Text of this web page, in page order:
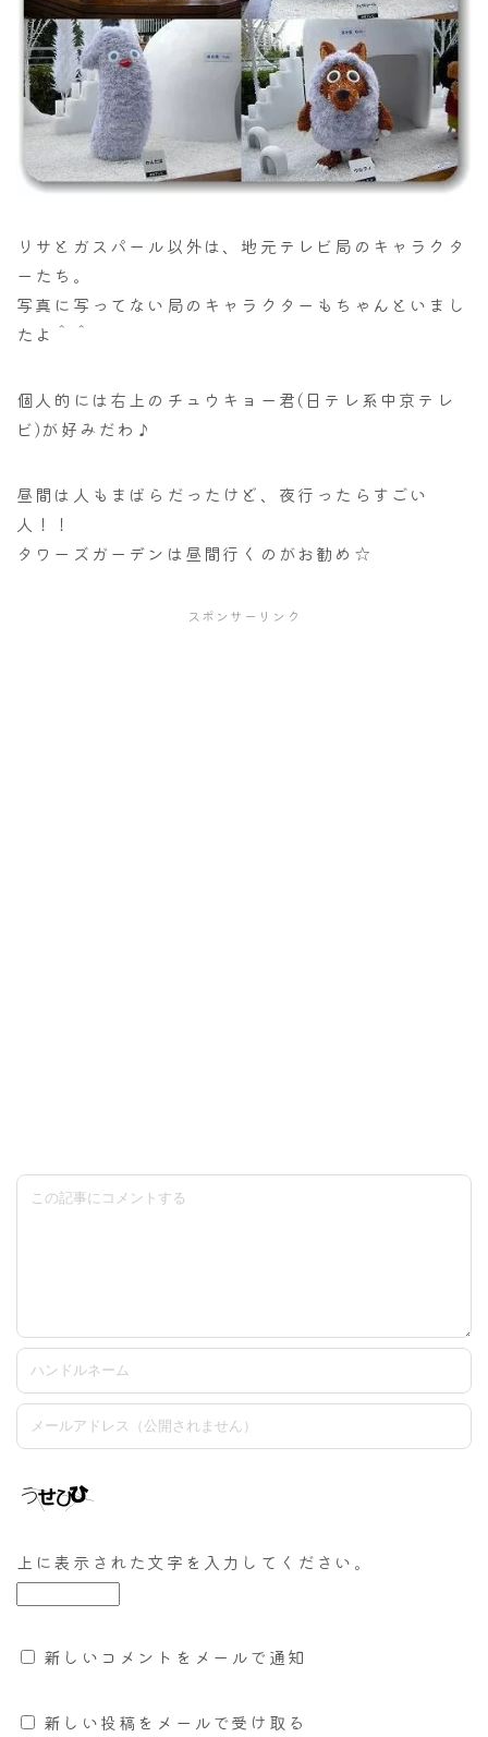
リサとガスパール以外は、地元テレビ局のキャラクタ
ーたち。
写真に写ってない局のキャラクターもちゃんといまし
たよ＾＾
個人的には右上のチュウキョー君(日テレ系中京テレ
ビ)が好みだわ♪
昼間は人もまばらだったけど、夜行ったらすごい
人！！
タワーズガーデンは昼間行くのがお勧め☆
スポンサーリンク
上に表示された文字を入力してください。
新しいコメントをメールで通知
新しい投稿をメールで受け取る